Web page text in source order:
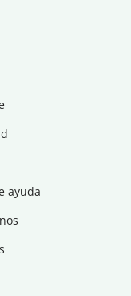
ayuda